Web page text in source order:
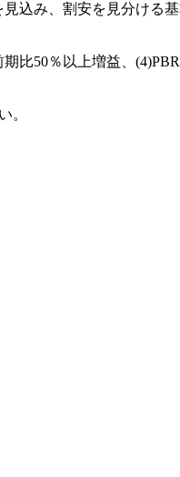
込み、割安を見分ける
比50％以上増益、
。